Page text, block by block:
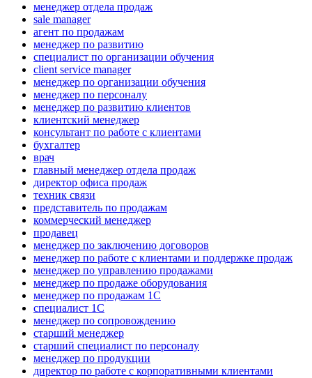
менеджер отдела продаж
sale manager
агент по продажам
менеджер по развитию
специалист по организации обучения
client service manager
менеджер по организации обучения
менеджер по персоналу
менеджер по развитию клиентов
клиентский менеджер
консультант по работе с клиентами
бухгалтер
врач
главный менеджер отдела продаж
директор офиса продаж
техник связи
представитель по продажам
коммерческий менеджер
продавец
менеджер по заключению договоров
менеджер по работе с клиентами и поддержке продаж
менеджер по управлению продажами
менеджер по продаже оборудования
менеджер по продажам 1С
специалист 1С
менеджер по сопровождению
старший менеджер
старший специалист по персоналу
менеджер по продукции
директор по работе с корпоративными клиентами